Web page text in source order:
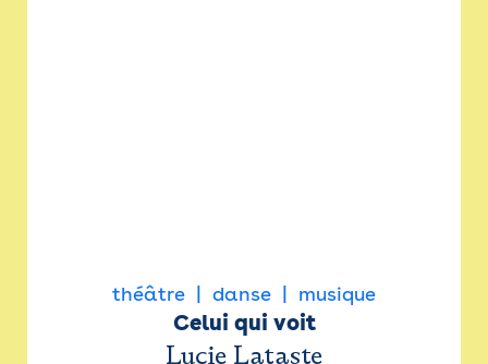
théâtre danse musique
Celui qui voit
Lucie Lataste